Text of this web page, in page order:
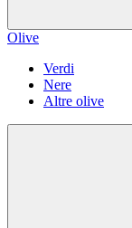
Olive
Verdi
Nere
Altre olive